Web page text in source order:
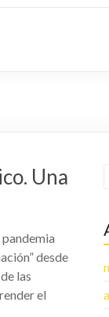
Una
desde
las
el